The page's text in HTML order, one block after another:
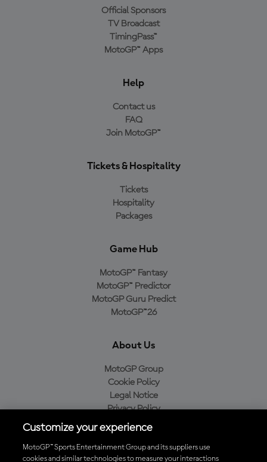
Official Sponsors
TV Broadcast
TimingPass™
MotoGP™ Apps
Help
Contact us
FAQ
Join MotoGP™
Tickets & Hospitality
Tickets
Hospitality
Packages
Game Hub
MotoGP™ Fantasy
MotoGP™ Predictor
MotoGP Guru Predict
MotoGP™26
About Us
MotoGP Group
Cookie Policy
Legal Notice
Privacy Policy
Purchase Policy
Customize your experience
MotoGP™ Sports Entertainment Group and its suppliers use
cookies and similar technologies to measure your interactions